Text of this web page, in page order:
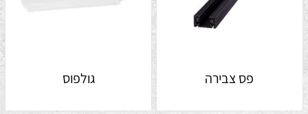
פס צבירה גולפוס